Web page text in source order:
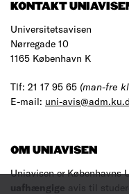
KONTAKT
Universitetsavisen
Nørregade 10
1165 København K
Tlf: 21 17 95 65 (man-fre
E-mail: uni-
OM UNIAVISEN
Uniavisen er Københavns
uafhængige avis til